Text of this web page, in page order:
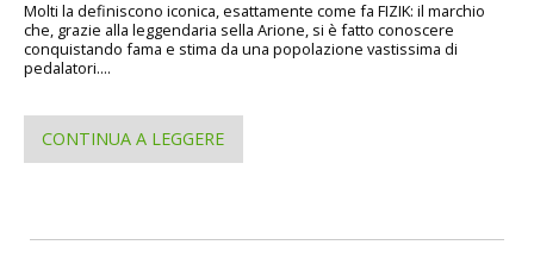
Molti la definiscono iconica, esattamente come fa FIZIK: il marchio
che, grazie alla leggendaria sella Arione, si è fatto conoscere
conquistando fama e stima da una popolazione vastissima di
pedalatori....
CONTINUA A LEGGERE